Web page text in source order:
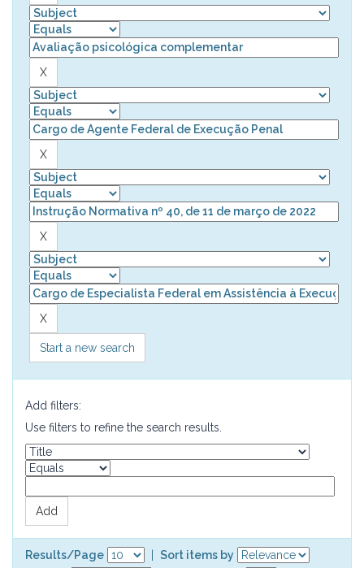
Start a new search
Add filters:
Use filters to refine the search results.
Results/Page
Sort items by